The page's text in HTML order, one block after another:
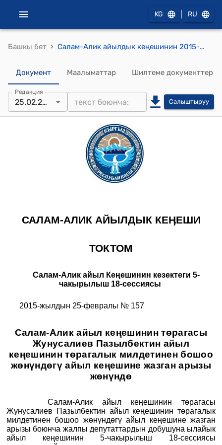
KG RU
Башкы бет › Салам-Алик айылдык кеңешинин 2015-жылдын 25-февралындагы № 157 "Салам-Алик айыл кеңешинин төрагасы Жунусалиев Пазылбектин айыл кеңешинин төрагалык милдетинен бошоо жөнүндөгү айыл кеңешине жазган арызы жөнүндө" токтому
Документ Маалыматтар Шилтеме документтер
Редакция
25.02.2015 Салыштыруу